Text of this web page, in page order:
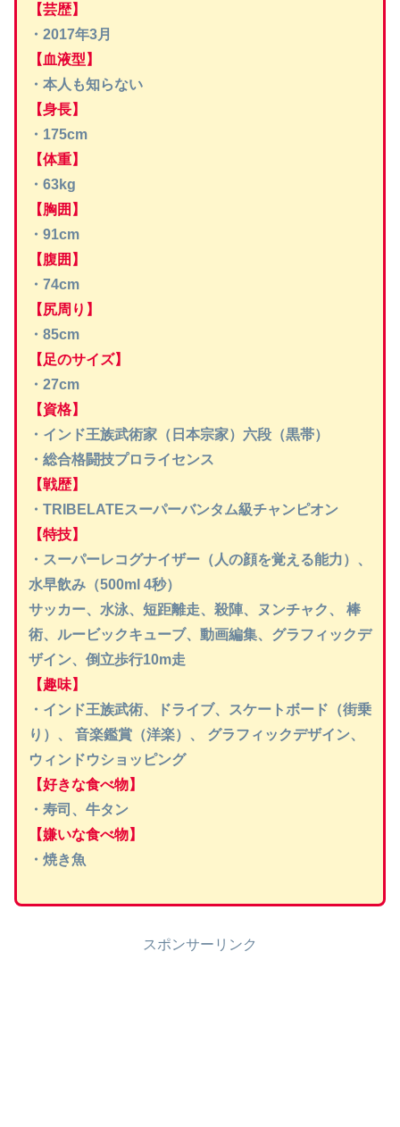
【芸歴】
・2017年3月
【血液型】
・本人も知らない
【身長】
・175cm
【体重】
・63kg
【胸囲】
・91cm
【腹囲】
・74cm
【尻周り】
・85cm
【足のサイズ】
・27cm
【資格】
・インド王族武術家（日本宗家）六段（黒帯）
・総合格闘技プロライセンス
【戦歴】
・TRIBELATEスーパーバンタム級チャンピオン
【特技】
・スーパーレコグナイザー（人の顔を覚える能力）、
水早飲み（500ml 4秒）
サッカー、水泳、短距離走、殺陣、ヌンチャク、 棒
術、ルービックキューブ、動画編集、グラフィックデ
ザイン、倒立歩行10m走
【趣味】
・インド王族武術、ドライブ、スケートボード（街乗
り）、 音楽鑑賞（洋楽）、 グラフィックデザイン、
ウィンドウショッピング
【好きな食べ物】
・寿司、牛タン
【嫌いな食べ物】
・焼き魚
スポンサーリンク